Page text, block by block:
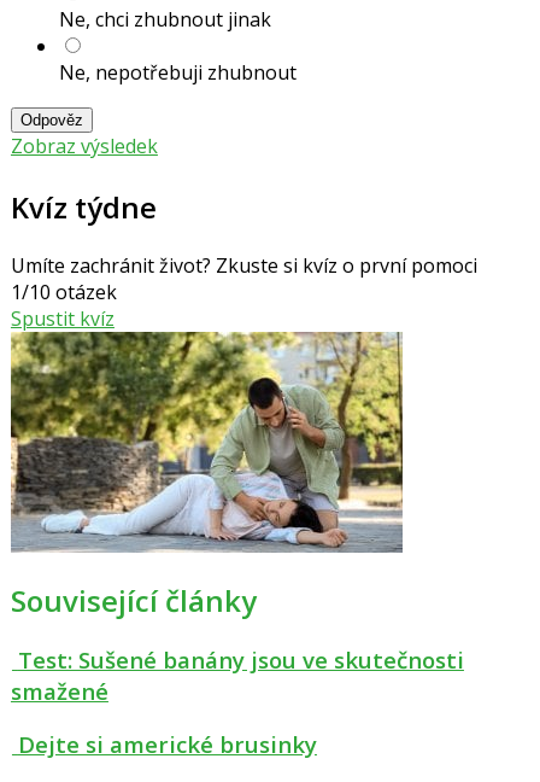
Ne, chci zhubnout jinak
Ne, nepotřebuji zhubnout
Odpověz
Zobraz výsledek
Kvíz týdne
Umíte zachránit život? Zkuste si kvíz o první pomoci
1/10 otázek
Spustit kvíz
Související články
Test: Sušené banány jsou ve skutečnosti
smažené
Dejte si americké brusinky